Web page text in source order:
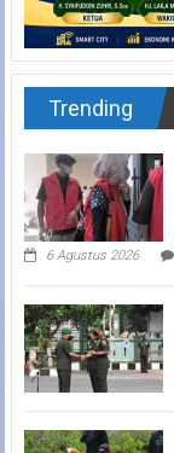
Trending
6 Agustus 2026